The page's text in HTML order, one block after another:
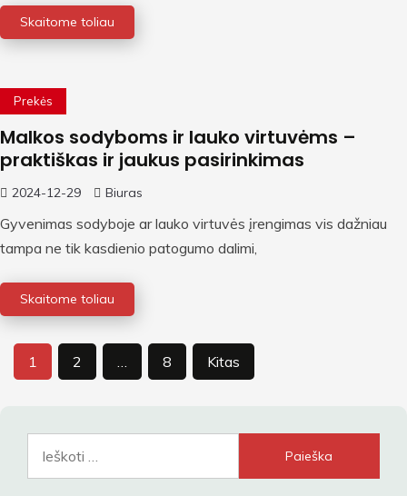
Skaitome toliau
Prekės
Malkos sodyboms ir lauko virtuvėms –
praktiškas ir jaukus pasirinkimas
2024-12-29 Biuras
Gyvenimas sodyboje ar lauko virtuvės įrengimas vis dažniau
tampa ne tik kasdienio patogumo dalimi,
Skaitome toliau
Įrašų
1 2 … 8 Kitas